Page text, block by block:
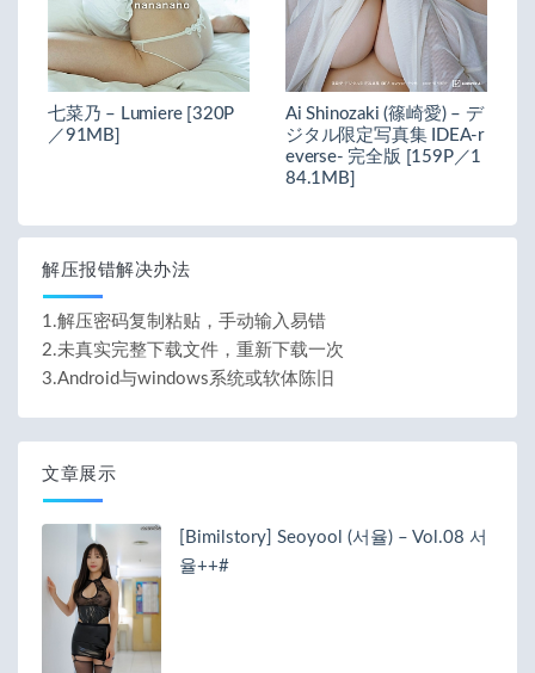
七菜乃 – Lumiere [320P
／91MB]
Ai Shinozaki (篠崎愛) – デ
ジタル限定写真集 IDEA-r
everse- 完全版 [159P／1
84.1MB]
解压报错解决办法
1.解压密码复制粘贴，手动输入易错
2.未真实完整下载文件，重新下载一次
3.Android与windows系统或软体陈旧
文章展示
[Bimilstory] Seoyool (서율) – Vol.08 서
율++#